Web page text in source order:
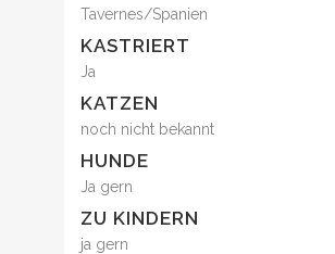
Tavernes/Spanien
KASTRIERT
Ja
KATZEN
noch nicht bekannt
HUNDE
Ja gern
ZU KINDERN
ja gern